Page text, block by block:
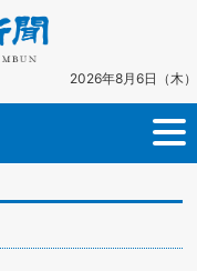
2026年8月6日（木）